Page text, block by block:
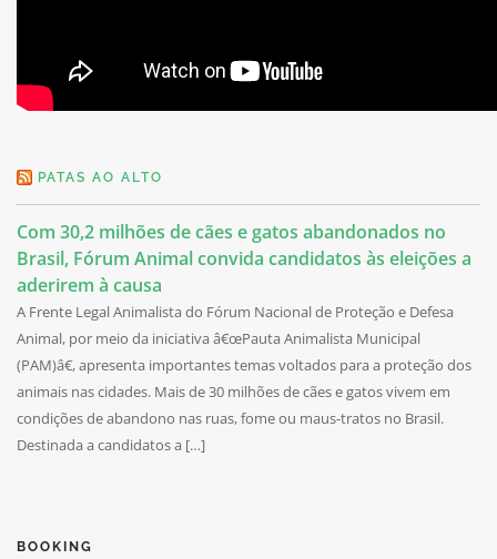
PATAS AO ALTO
Com 30,2 milhões de cães e gatos abandonados no
Brasil, Fórum Animal convida candidatos às eleições a
aderirem à causa
A Frente Legal Animalista do Fórum Nacional de Proteção e Defesa
Animal, por meio da iniciativa â€œPauta Animalista Municipal
(PAM)â€, apresenta importantes temas voltados para a proteção dos
animais nas cidades. Mais de 30 milhões de cães e gatos vivem em
condições de abandono nas ruas, fome ou maus-tratos no Brasil.
Destinada a candidatos a […]
BOOKING